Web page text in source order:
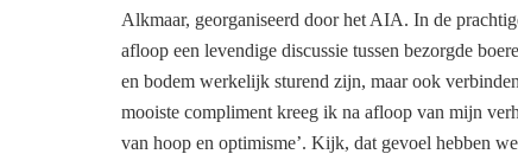
Alkmaar, georganiseerd door het AIA. In de
afloop een levendige discussie tussen bezorgde
en bodem werkelijk sturend zijn, maar ook
mooiste compliment kreeg ik na afloop van mijn
van hoop en optimisme’. Kijk, dat gevoel hebben